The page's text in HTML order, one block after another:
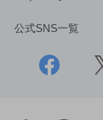
公式SNS一覧